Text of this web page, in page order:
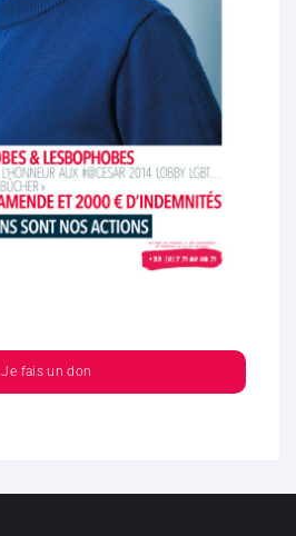
Je fais un don